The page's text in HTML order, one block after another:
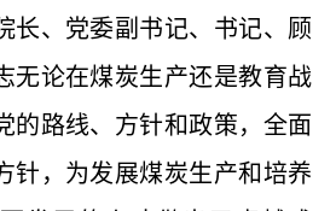
长、党委副书记、书记、顾
无论在煤炭生产还是教育战
的路线、方针和政策，全面
针，为发展煤炭生产和培养